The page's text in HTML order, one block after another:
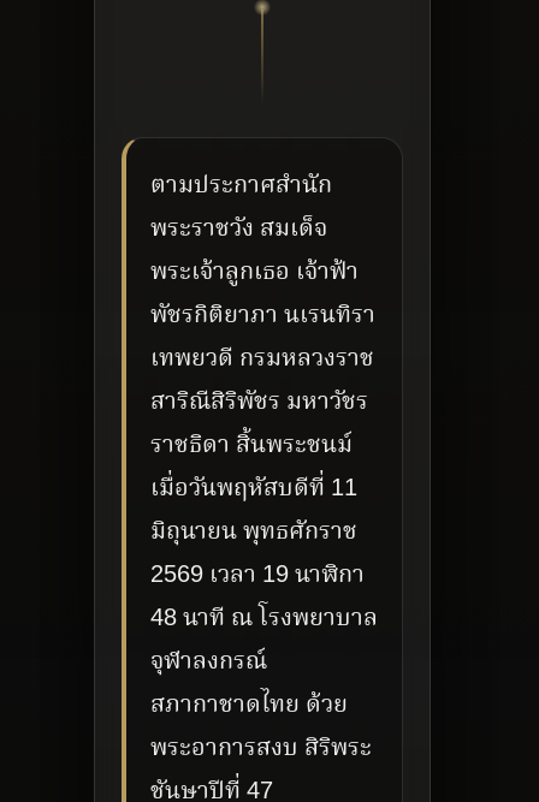
ตามประกาศสำนัก
พระราชวัง สมเด็จ
พระเจ้าลูกเธอ เจ้าฟ้า
พัชรกิติยาภา นเรนทิรา
เทพยวดี กรมหลวงราช
สาริณีสิริพัชร มหาวัชร
ราชธิดา สิ้นพระชนม์
เมื่อวันพฤหัสบดีที่ 11
มิถุนายน พุทธศักราช
2569 เวลา 19 นาฬิกา
48 นาที ณ โรงพยาบาล
จุฬาลงกรณ์
สภากาชาดไทย ด้วย
พระอาการสงบ สิริพระ
ชันษาปีที่ 47